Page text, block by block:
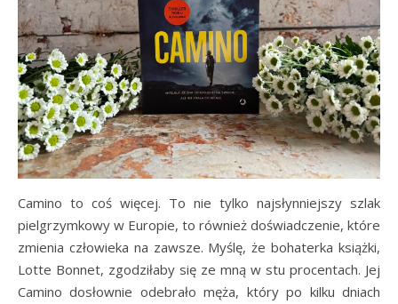
Camino to coś więcej. To nie tylko najsłynniejszy szlak
pielgrzymkowy w Europie, to również doświadczenie, które
zmienia człowieka na zawsze. Myślę, że bohaterka książki,
Lotte Bonnet, zgodziłaby się ze mną w stu procentach. Jej
Camino dosłownie odebrało męża, który po kilku dniach